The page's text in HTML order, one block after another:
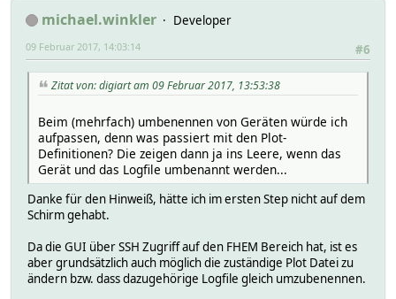
michael.winkler
Developer
#6
09 Februar 2017, 14:03:14
Zitat von: digiart am 09 Februar 2017, 13:53:38
Beim (mehrfach) umbenennen von Geräten würde ich
aufpassen, denn was passiert mit den Plot-
Definitionen? Die zeigen dann ja ins Leere, wenn das
Gerät und das Logfile umbenannt werden...
Danke für den Hinweiß, hätte ich im ersten Step nicht auf dem
Schirm gehabt.
Da die GUI über SSH Zugriff auf den FHEM Bereich hat, ist es
aber grundsätzlich auch möglich die zuständige Plot Datei zu
ändern bzw. dass dazugehörige Logfile gleich umzubenennen.